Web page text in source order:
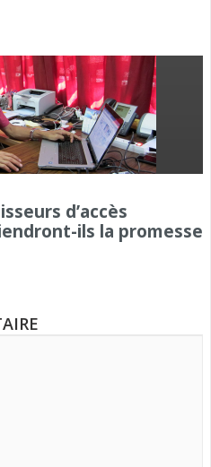
d’accès
ils la promesse